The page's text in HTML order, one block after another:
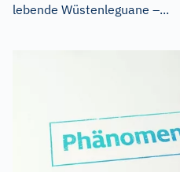
lebende Wüstenleguane –...